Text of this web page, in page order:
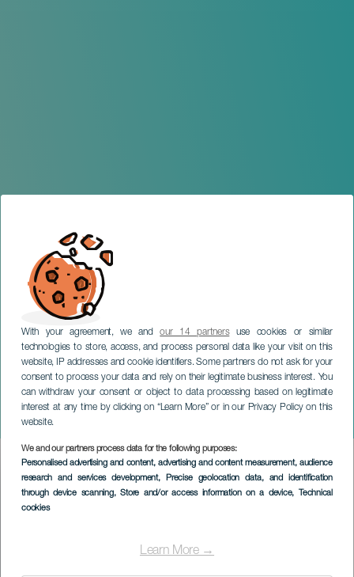
With your agreement, we andour 14 partnersuse cookies or similar
technologies to store, access, and process personal data like your visit on this
website, IP addresses and cookie identifiers. Some partners do not ask for your
consent to process your data and rely on their legitimate business interest. You
can withdraw your consent or object to data processing based on legitimate
interest at any time by clicking on “Learn More” or in our Privacy Policy on this
website.
We and our partners process data for the following purposes:
Personalised advertising and content, advertising and content measurement, audience
research and services development, Precise geolocation data, and identification
through device scanning, Store and/or access information on a device, Technical
cookies
Learn More →
Korallmöte av FIMCC
GRAN CANARIA
Imagen
Listado